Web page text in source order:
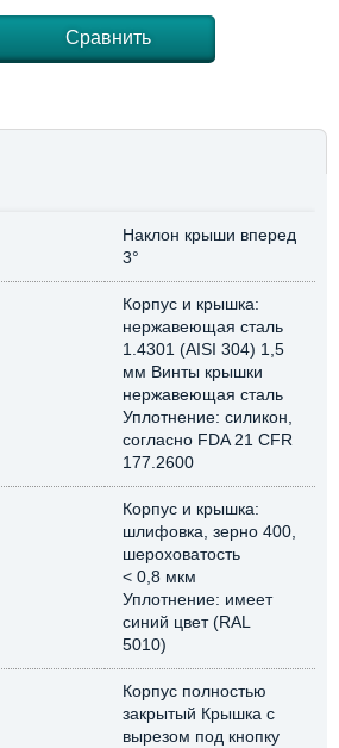
Сравнить
Наклон крыши вперед
3°
Корпус и крышка:
нержавеющая сталь
1.4301 (AISI 304) 1,5
мм Винты крышки
нержавеющая сталь
Уплотнение: силикон,
согласно FDA 21 CFR
177.2600
Корпус и крышка:
шлифовка, зерно 400,
шероховатость
< 0,8 мкм
Уплотнение: имеет
синий цвет (RAL
5010)
Корпус полностью
закрытый Крышка с
вырезом под кнопку